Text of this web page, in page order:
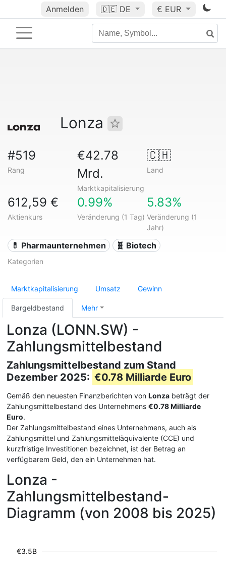
Anmelden 🇩🇪 DE € EUR
Lonza
#519
Rang
€42.78
Mrd.
Marktkapitalisierung
🇨🇭
Land
612,59 €
Aktienkurs
0.99%
Veränderung (1 Tag)
5.83%
Veränderung (1
Jahr)
💊 Pharmaunternehmen 🧬 Biotech
Kategorien
Marktkapitalisierung Umsatz Gewinn
Bargeldbestand Mehr
Lonza (LONN.SW) -
Zahlungsmittelbestand
Zahlungsmittelbestand zum Stand
Dezember 2025: €0.78 Milliarde Euro
Gemäß den neuesten Finanzberichten von Lonza beträgt der
Zahlungsmittelbestand des Unternehmens €0.78 Milliarde
Euro.
Der Zahlungsmittelbestand eines Unternehmens, auch als
Zahlungsmittel und Zahlungsmitteläquivalente (CCE) und
kurzfristige Investitionen bezeichnet, ist der Betrag an
verfügbarem Geld, den ein Unternehmen hat.
Lonza -
Zahlungsmittelbestand-
Diagramm (von 2008 bis 2025)
€3.5B